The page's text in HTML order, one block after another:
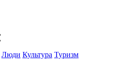
Люди Культура Туризм